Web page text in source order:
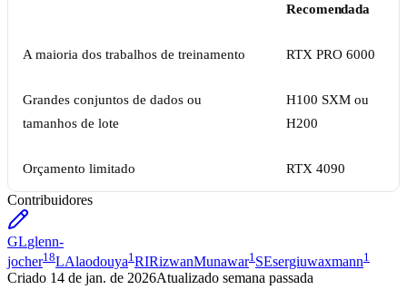
Recomendada
A maioria dos trabalhos de treinamento RTX PRO 6000
Grandes conjuntos de dados ou
tamanhos de lote
H100 SXM ou
H200
Orçamento limitado RTX 4090
Contribuidores
GLglenn-
jocher18LAlaodouya1RIRizwanMunawar1SEsergiuwaxmann1
Criado 14 de jan. de 2026Atualizado semana passada